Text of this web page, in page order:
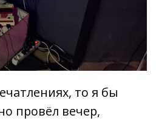
то я бы
провёл вечер,